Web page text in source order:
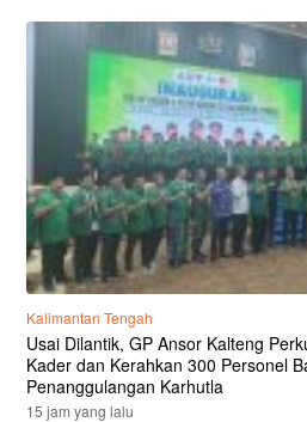
Kalimantan Tengah
Usai Dilantik, GP Ansor Kalteng
Kader dan Kerahkan 300 Personel
Penanggulangan Karhutla
15 jam yang lalu